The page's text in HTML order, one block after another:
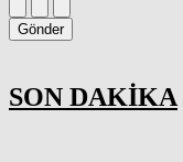
Gönder
SON DAKİKA